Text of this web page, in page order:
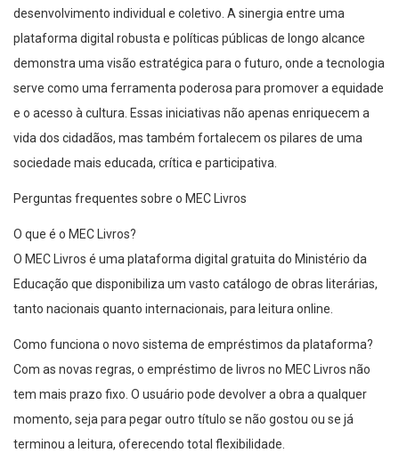
desenvolvimento individual e coletivo. A sinergia entre uma
plataforma digital robusta e políticas públicas de longo alcance
demonstra uma visão estratégica para o futuro, onde a tecnologia
serve como uma ferramenta poderosa para promover a equidade
e o acesso à cultura. Essas iniciativas não apenas enriquecem a
vida dos cidadãos, mas também fortalecem os pilares de uma
sociedade mais educada, crítica e participativa.
Perguntas frequentes sobre o MEC Livros
O que é o MEC Livros?
O MEC Livros é uma plataforma digital gratuita do Ministério da
Educação que disponibiliza um vasto catálogo de obras literárias,
tanto nacionais quanto internacionais, para leitura online.
Como funciona o novo sistema de empréstimos da plataforma?
Com as novas regras, o empréstimo de livros no MEC Livros não
tem mais prazo fixo. O usuário pode devolver a obra a qualquer
momento, seja para pegar outro título se não gostou ou se já
terminou a leitura, oferecendo total flexibilidade.